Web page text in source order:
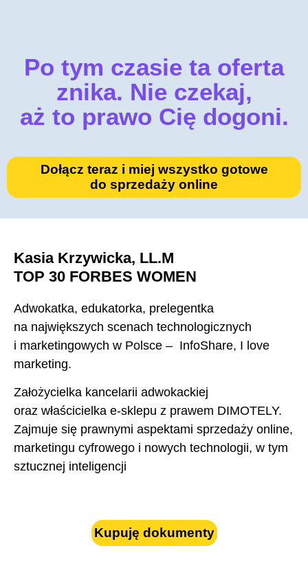
Po tym czasie ta oferta
znika. Nie czekaj,
aż to prawo Cię dogoni.
Dołącz teraz i miej wszystko gotowe
do sprzedaży online
Kasia Krzywicka, LL.M
TOP 30 FORBES WOMEN
Adwokatka, edukatorka, prelegentka
na największych scenach technologicznych
i marketingowych w Polsce – InfoShare, I love
marketing.
Założycielka kancelarii adwokackiej
oraz właścicielka e-sklepu z prawem DIMOTELY.
Zajmuje się prawnymi aspektami sprzedaży online,
marketingu cyfrowego i nowych technologii, w tym
sztucznej inteligencji
Kupuję dokumenty